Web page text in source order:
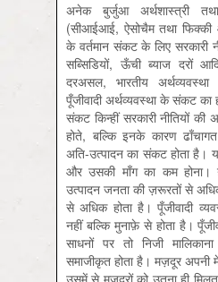
अनेक बुर्जुआ अर्थशास्त्री
(सीआईआई, ऐसोचैम तथा फिक्की
के वर्तमान संकट के लिए सरकारी
सब्सिडियों, ऊँची ब्याज दरों
दरअसल, भारतीय
पूँजीवादी अर्थव्यवस्था के संकट का
संकट किन्हीं सरकारी नीतियों
होते, बल्कि इनके कारण
अति-उत्पादन का संकट होता है।
और उसकी माँग का कम होना।
उत्पादन जनता की ज़रूरतों से
से अधिक होता है। पूँजीवादी
नहीं बल्कि मुनाफ़े से होता है।
साधनों पर तो निजी
समाजीकृत होता है। मज़दूर अपनी